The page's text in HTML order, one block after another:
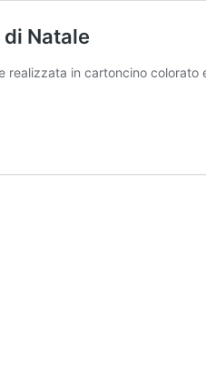
di Natale
realizzata in cartoncino